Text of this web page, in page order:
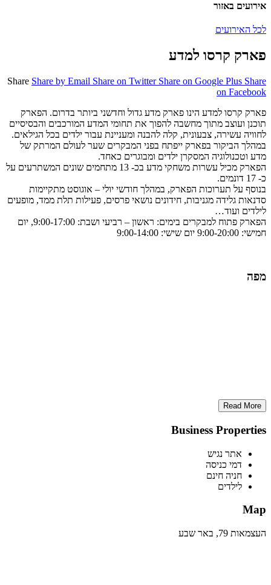
אירועים באזור
לכל האירועים
פארק קרסו למדע
Share Share by Email Share on Twitter Share on Google Plus Share
on Facebook
פארק קרסו למדע הינו פארק מדע גדול וחדשני ביותר בדרום. הפארק
תוכנן ועוצב מתוך מחשבה להפוך את תחומי המדע המורכבים והבסיסיים
לחוויה עשירה, צבעונית, קלה להבנה ומעניינת עבור ילדים בכל הגילאים.
במהלך הביקור בפארק ייפתח בפני המבקרים שער לעולם המרתק של
מדע וטכנולוגיה המסקרן ילדים ומבוגרים כאחד.
הפארק מכיל עשרות משחקי מדע בכ- 13 מתחמים שונים המשתרעים על
כ- 17 דונמים.
בנוסף על תערוכות הפארק, במהלך חודשי יולי – אוגוסט מתקיימות
סדנאות גלידה מגניבות, חידונים נושאי פרסים, פעילות תלת ממד, מופעים
לילדים ועוד…
הפארק פתוח למבקרים בימים: ראשון – רביעי ושבת: 9:00-17:00, יום
חמישי: 9:00-20:00 יום שישי: 9:00-14:00
מפה
Read More
Business Properties
אתר נגיש
דמי כניסה
חניה חינם
לילדים
Map
העצמאות 79, באר שבע